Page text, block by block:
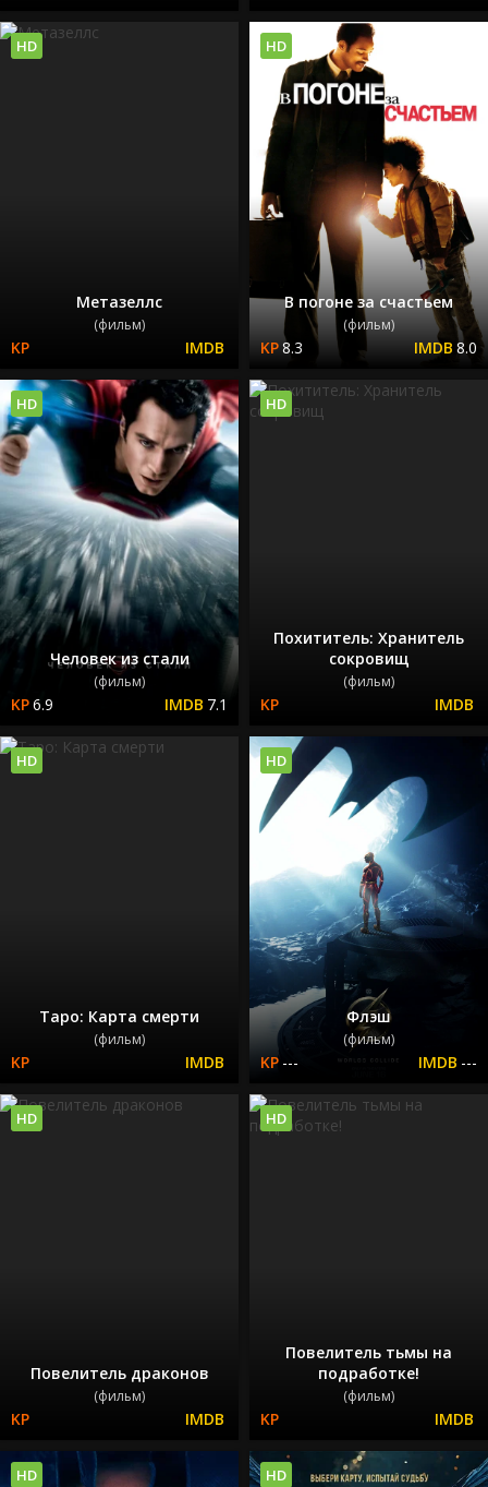
Метазеллс
(фильм)
HD
В погоне за счастьем
(фильм)
8.3 8.0
HD
Человек из стали
(фильм)
6.9 7.1
HD
Похититель: Хранитель
сокровищ
(фильм)
HD
Таро: Карта смерти
(фильм)
HD
Флэш
(фильм)
--- ---
HD
Повелитель драконов
(фильм)
HD
Повелитель тьмы на
подработке!
(фильм)
HD
HD HD